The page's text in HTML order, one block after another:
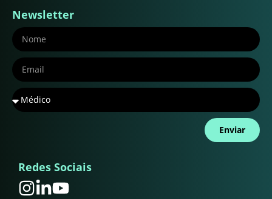
Newsletter
Enviar
Redes Sociais